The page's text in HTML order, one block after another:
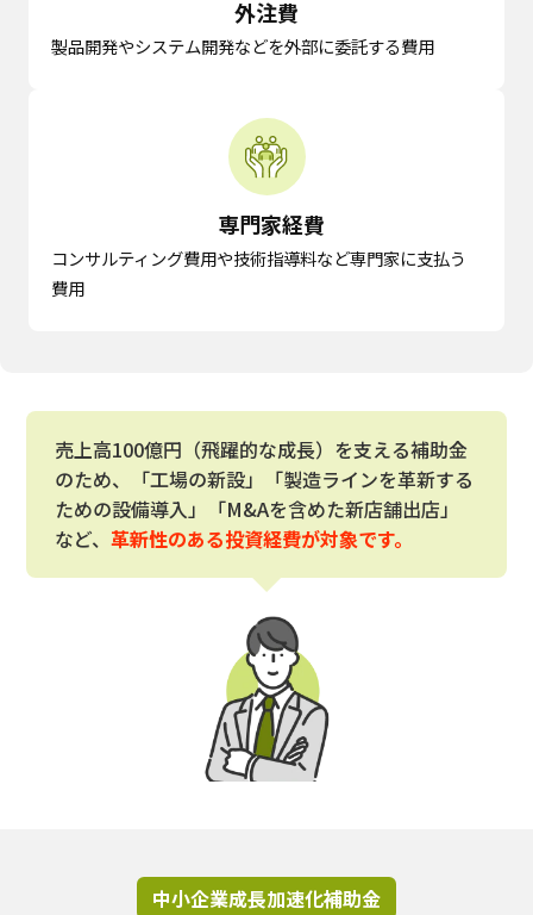
外注費
製品開発やシステム開発などを外部に委託する費用
専門家経費
コンサルティング費用や技術指導料など専門家に支払う
費用
売上高100億円（飛躍的な成長）を支える補助金
のため、「工場の新設」「製造ラインを革新する
ための設備導入」「M&Aを含めた新店舗出店」
など、革新性のある投資経費が対象です。
中小企業成長加速化補助金